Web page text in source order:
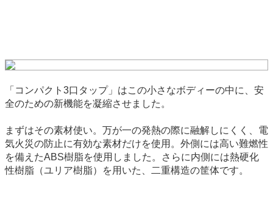
「コンパクト3口タップ」はこの小さなボディーの中に、安
全のための新機能を凝縮させました。
まずはその素材使い。万が一の発熱の際に融解しにくく、電
気火災の防止に有効な素材だけを使用。外側には高い難燃性
を備えたABS樹脂を使用しました。さらに内側には熱硬化
性樹脂（ユリア樹脂）を用いた、二重構造の筐体です。